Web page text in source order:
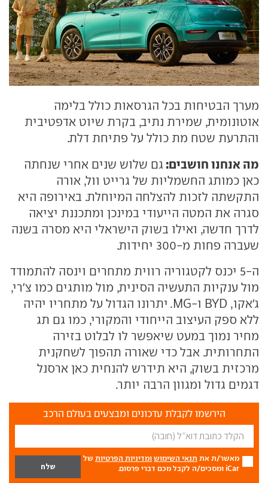
מערך הבטיחות בכל הגרסאות כולל בלימה
אוטונומית, שמירת נתיב, בקרת שיוט אדפטיבית
והתרעת שטח מת כולל על פתיחת דלת.
מה אנחנו חושבים: גם שלוש שנים אחרי שנחתה
כאן כמותג החשמליות של גרייט וול, אורה
התקשתה לזכות להצלחה המיוחלת. באירופה היא
סגרה את המטה הייעודי במינכן ומתכננת יציאה
לדרך חדשה, ואילו בשוק הישראלי היא מסרה בשנה
שעברה פחות מ-300 יחידות.
ה-5 יכנס לקטגוריה רווית מתחרים וינסה להתמודד
מול ענקיות התעשיה הסינית, מול מותגים כמו צ'רי,
ג'אקו, BYD ו-MG. יתרונו הגדול על מתחריו יהיה
ללא ספק העיצוב הייחודי והמקורי, כמו גם תג
מחיר נמוך במעט שיאפשר לו לבלוט בזירה
התחרותית. אבל כדי שאורה תהפוך לשחקנית
מרכזית בשוק, היא תידרש להנחית כאן ארסנל
דגמים גדול ומגוון הרבה יותר.
הירשמו לקבלת עדכונים ומבצעים בעולם הרכב
מאשר/ת את תנאי השימוש ומדיניות הפרטיות של
iCar ומסכים/ה לקבל מכם דברי פרסום.